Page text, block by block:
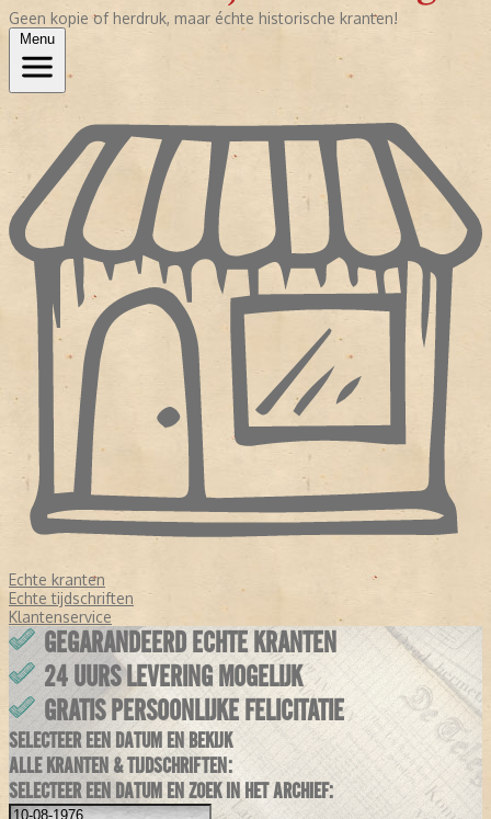
Geen kopie of herdruk, maar échte historische kranten!
Menu
Echte kranten
Echte tijdschriften
Klantenservice
GEGARANDEERD ECHTE KRANTEN
24 UURS LEVERING MOGELIJK
GRATIS PERSOONLIJKE FELICITATIE
SELECTEER EEN DATUM EN BEKIJK
ALLE KRANTEN & TIJDSCHRIFTEN:
SELECTEER EEN DATUM EN ZOEK IN HET ARCHIEF: